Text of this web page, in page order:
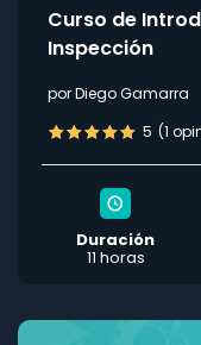
Curso de
Inspección
por Diego Gamarra
5 (1
Duración
11 horas